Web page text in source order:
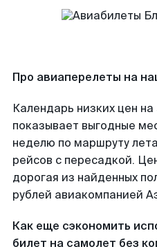
Про авиаперелеты на
Календарь низких цен
показывает выгодные
неделю по маршруту
рейсов с пересадкой.
дорогая из найденных
рублей авиакомпанией
Как еще сэкономить
билет на самолет без